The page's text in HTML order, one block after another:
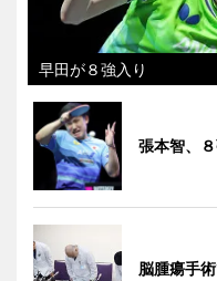
早田が８強入り
張本智、
脳腫瘍手